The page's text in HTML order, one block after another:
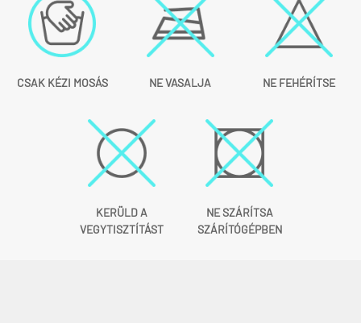
CSAK KÉZI MOSÁS NE VASALJA NE FEHÉRÍTSE
KERÜLD A
VEGYTISZTÍTÁST
NE SZÁRÍTSA
SZÁRÍTÓGÉPBEN